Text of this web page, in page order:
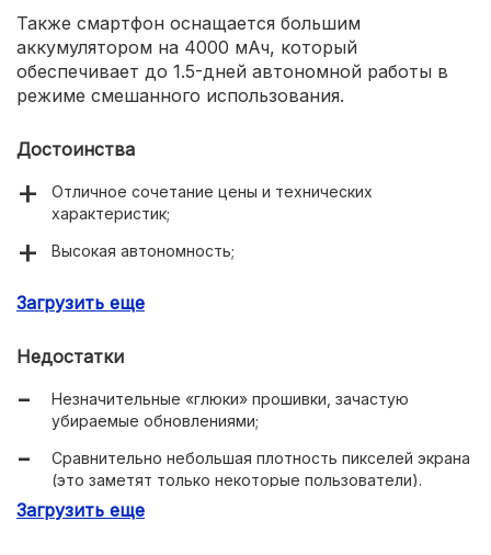
Также смартфон оснащается большим
аккумулятором на 4000 мАч, который
обеспечивает до 1.5-дней автономной работы в
режиме смешанного использования.
Достоинства
Отличное сочетание цены и технических
характеристик;
Высокая автономность;
обновлением камера;
Загрузить еще
Недостатки
Незначительные «глюки» прошивки, зачастую
убираемые обновлениями;
Сравнительно небольшая плотность пикселей экрана
(это заметят только некоторые пользователи).
Нет разъёма 3.5 мм для наушников;
Загрузить еще